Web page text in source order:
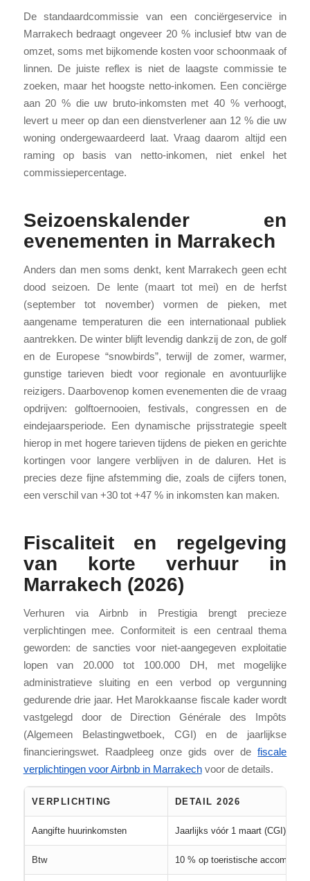
De standaardcommissie van een conciërgeservice in
Marrakech bedraagt ongeveer 20 % inclusief btw van de
omzet, soms met bijkomende kosten voor schoonmaak of
linnen. De juiste reflex is niet de laagste commissie te
zoeken, maar het hoogste netto-inkomen. Een conciërge
aan 20 % die uw bruto-inkomsten met 40 % verhoogt,
levert u meer op dan een dienstverlener aan 12 % die uw
woning ondergewaardeerd laat. Vraag daarom altijd een
raming op basis van netto-inkomen, niet enkel het
commissiepercentage.
Seizoenskalender en
evenementen in Marrakech
Anders dan men soms denkt, kent Marrakech geen echt
dood seizoen. De lente (maart tot mei) en de herfst
(september tot november) vormen de pieken, met
aangename temperaturen die een internationaal publiek
aantrekken. De winter blijft levendig dankzij de zon, de golf
en de Europese “snowbirds”, terwijl de zomer, warmer,
gunstige tarieven biedt voor regionale en avontuurlijke
reizigers. Daarbovenop komen evenementen die de vraag
opdrijven: golftoernooien, festivals, congressen en de
eindejaarsperiode. Een dynamische prijsstrategie speelt
hierop in met hogere tarieven tijdens de pieken en gerichte
kortingen voor langere verblijven in de daluren. Het is
precies deze fijne afstemming die, zoals de cijfers tonen,
een verschil van +30 tot +47 % in inkomsten kan maken.
Fiscaliteit en regelgeving
van korte verhuur in
Marrakech (2026)
Verhuren via Airbnb in Prestigia brengt precieze
verplichtingen mee. Conformiteit is een centraal thema
geworden: de sancties voor niet-aangegeven exploitatie
lopen van 20.000 tot 100.000 DH, met mogelijke
administratieve sluiting en een verbod op vergunning
gedurende drie jaar. Het Marokkaanse fiscale kader wordt
vastgelegd door de Direction Générale des Impôts
(Algemeen Belastingwetboek, CGI) en de jaarlijkse
financieringswet. Raadpleeg onze gids over defiscale
verplichtingen voor Airbnb in Marrakechvoor de details.
VERPLICHTING DETAIL 2026
Aangifte huurinkomsten Jaarlijks vóór 1 maart (CGI)
Btw 10 % op toeristische